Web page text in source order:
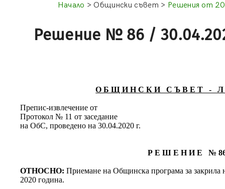
Начало > Общински съвет > Решения от
Решение № 86 /
О Б Щ И Н С К И С Ъ В Е Т - Л
Препис-извлечение от
Протокол № 11 от заседание
на ОбС, проведено на 30.04.2020 г.
Р Е Ш Е Н И Е №
ОТНОСНО:Приемане на Общинска програма за закрила
2020 година.